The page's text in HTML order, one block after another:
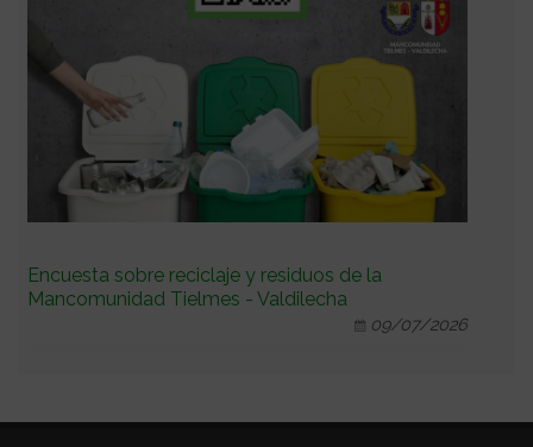
Encuesta sobre reciclaje y residuos de la
Mancomunidad Tielmes - Valdilecha
09/07/2026